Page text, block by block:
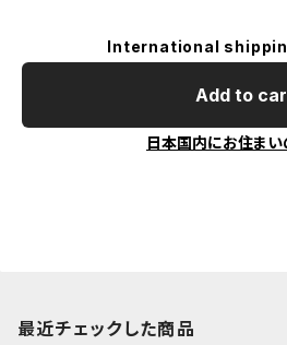
International
Add to
日本国内にお住まい
最近チェックした商品